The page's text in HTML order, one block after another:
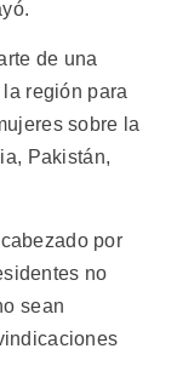
de una
región para
sobre la
Pakistán,
por
no
sean